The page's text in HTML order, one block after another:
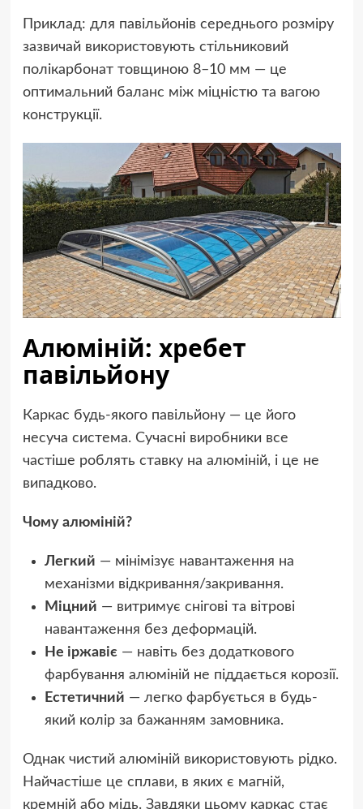
Приклад: для павільйонів середнього розміру
зазвичай використовують стільниковий
полікарбонат товщиною 8–10 мм — це
оптимальний баланс між міцністю та вагою
конструкції.
Алюміній: хребет
павільйону
Каркас будь-якого павільйону — це його
несуча система. Сучасні виробники все
частіше роблять ставку на алюміній, і це не
випадково.
Чому алюміній?
Легкий — мінімізує навантаження на
механізми відкривання/закривання.
Міцний — витримує снігові та вітрові
навантаження без деформацій.
Не іржавіє— навіть без додаткового
фарбування алюміній не піддається корозії.
Естетичний — легко фарбується в будь-
який колір за бажанням замовника.
Однак чистий алюміній використовують рідко.
Найчастіше це сплави, в яких є магній,
кремній або мідь. Завдяки цьому каркас стає